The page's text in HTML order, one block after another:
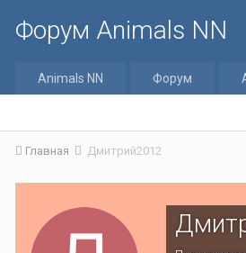
Форум Animals NN
Animals NN Форум
Главная Дмитрий2012